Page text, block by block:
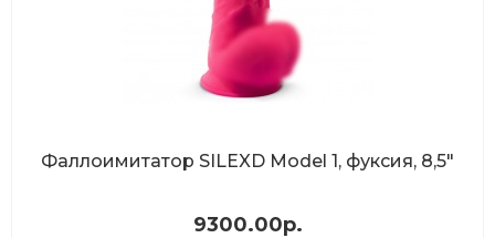
Фаллоимитатор SILEXD Model 1, фуксия, 8,5"
9300.00р.